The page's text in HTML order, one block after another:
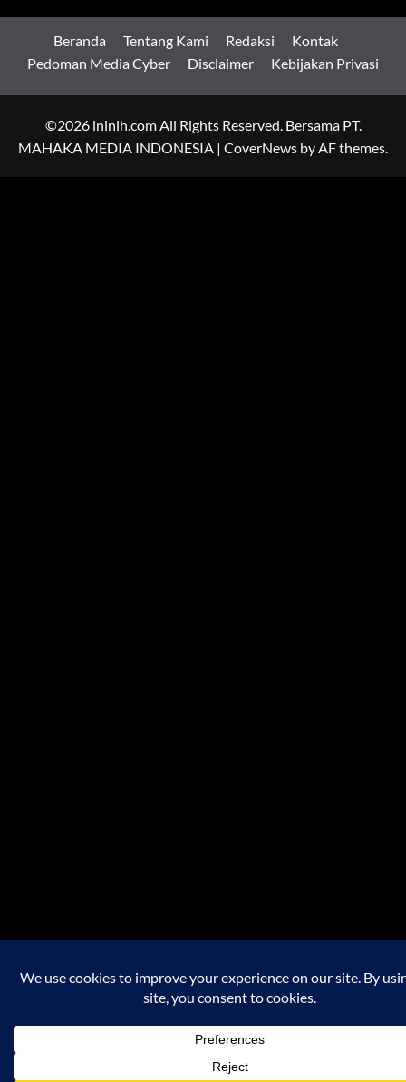
Beranda Tentang Kami Redaksi
Kontak
Pedoman Media Cyber
Disclaimer Kebijakan Privasi
©2026 ininih.com All Rights Reserved. Bersama PT.
MAHAKA MEDIA INDONESIA | CoverNews by AF themes.